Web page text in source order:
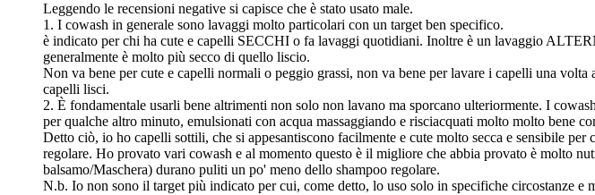
Leggendo le recensioni negative si capisce che è stato usato male.
1. I cowash in generale sono lavaggi molto particolari con un target ben specifico.
è indicato per chi ha cute e capelli SECCHI o fa lavaggi quotidiani. Inoltre è un lavaggio
generalmente è molto più secco di quello liscio.
Non va bene per cute e capelli normali o peggio grassi, non va bene per lavare i capelli una
capelli lisci.
2. È fondamentale usarli bene altrimenti non solo non lavano ma sporcano ulteriormente. I
per qualche altro minuto, emulsionati con acqua massaggiando e risciacquati molto molto bene
Detto ciò, io ho capelli sottili, che si appesantiscono facilmente e cute molto secca e sensibile
regolare. Ho provato vari cowash e al momento questo è il migliore che abbia provato è molto
balsamo/Maschera) durano puliti un po' meno dello shampoo regolare.
N.b. Io non sono il target più indicato per cui, come detto, lo uso solo in specifiche circostanze e